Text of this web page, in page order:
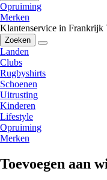
Opruiming
Merken
Klantenservice in Frankrijk
Zoeken
Landen
Clubs
Rugbyshirts
Schoenen
Uitrusting
Kinderen
Lifestyle
Opruiming
Merken
Toevoegen aan